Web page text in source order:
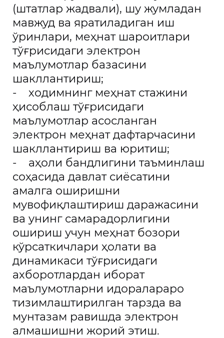
(штатлар жадвали), шу жумладан
мавжуд ва яратиладиган иш
ўринлари, меҳнат шароитлари
тўғрисидаги электрон
маълумотлар базасини
шакллантириш;
- ходимнинг меҳнат стажини
ҳисоблаш тўғрисидаги
маълумотлар асосланган
электрон меҳнат дафтарчасини
шакллантириш ва юритиш;
- аҳоли бандлигини таъминлаш
соҳасида давлат сиёсатини
амалга оширишни
мувофиқлаштириш даражасини
ва унинг самарадорлигини
ошириш учун меҳнат бозори
кўрсаткичлари ҳолати ва
динамикаси тўғрисидаги
ахборотлардан иборат
маълумотларни идоралараро
тизимлаштирилган тарзда ва
мунтазам равишда электрон
алмашишни жорий этиш.